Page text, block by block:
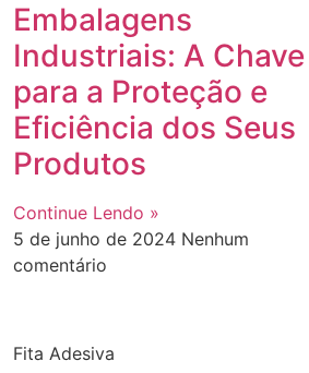
Embalagens
Industriais: A Chave
para a Proteção e
Eficiência dos Seus
Produtos
Continue Lendo »
5 de junho de 2024 Nenhum
comentário
Fita Adesiva